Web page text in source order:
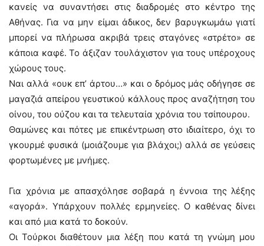
κανείς να συναντήσει στις διαδρομές στο κέντρο της
Αθήνας. Για να μην είμαι άδικος, δεν βαρυγκωμάω γιατί
μπορεί να πλήρωσα ακριβά τρεις σταγόνες «στρέτο» σε
κάποια καφέ. Το άξιζαν τουλάχιστον για τους υπέροχους
χώρους τους.
Ναι αλλά «ουκ επ’ άρτου…» και ο δρόμος μάς οδήγησε σε
μαγαζιά απείρου γευστικού κάλλους προς αναζήτηση του
οίνου, του ούζου και τα τελευταία χρόνια του τσίπουρου.
Θαμώνες και πότες με επικέντρωση στο ιδιαίτερο, όχι το
γκουρμέ φυσικά (μοιάζουμε για βλάχοι;) αλλά σε γεύσεις
φορτωμένες με μνήμες.
Για χρόνια με απασχόλησε σοβαρά η έννοια της λέξης
«αγορά». Υπάρχουν πολλές ερμηνείες. Ο καθένας δίνει
και από μια κατά το δοκούν.
Οι Τούρκοι διαθέτουν μια λέξη που κατά τη γνώμη μου